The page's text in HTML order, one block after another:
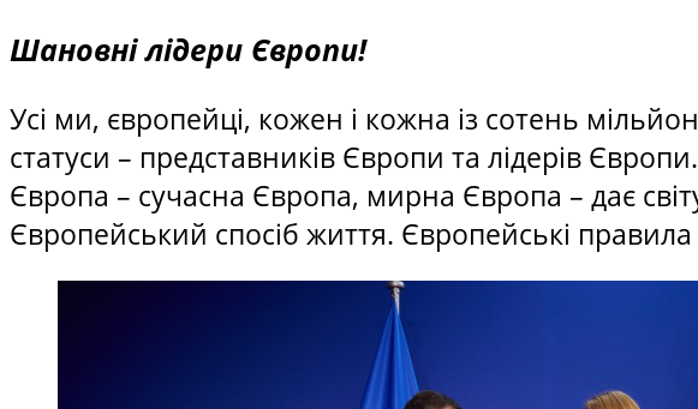
Шановні лідери Європи!
Усі ми, європейці, кожен і кожна із сотень
статуси – представників Європи та лідерів
Європа – сучасна Європа, мирна Європа – дає
Європейський спосіб життя. Європейські